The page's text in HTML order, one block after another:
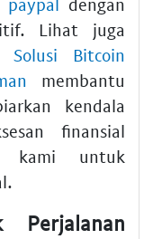
paypal dengan
Lihat juga
Solusi Bitcoin
membantu
kendala
finansial
kami untuk